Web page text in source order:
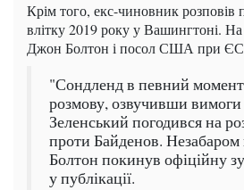
Крім того, екс-чиновник розповів
влітку 2019 року у Вашингтоні.
Джон Болтон і посол США при ЄС
"Сондленд в певний
розмову, озвучивши
Зеленський погодився на
проти Байденов. Незабаром
Болтон покинув офіційну
у публікації.